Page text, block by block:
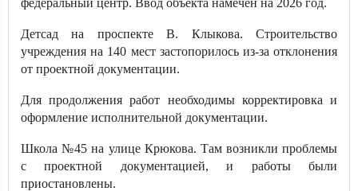
федеральный центр. Ввод объекта намечен на 2026 год.
Детсад на проспекте В. Клыкова. Строительство
учреждения на 140 мест застопорилось из-за отклонения
от проектной документации.
Для продолжения работ необходимы корректировка и
оформление исполнительной документации.
Школа №45 на улице Крюкова. Там возникли проблемы
с проектной документацией, и работы были
приостановлены.